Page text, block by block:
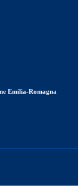
Emilia-Romagna